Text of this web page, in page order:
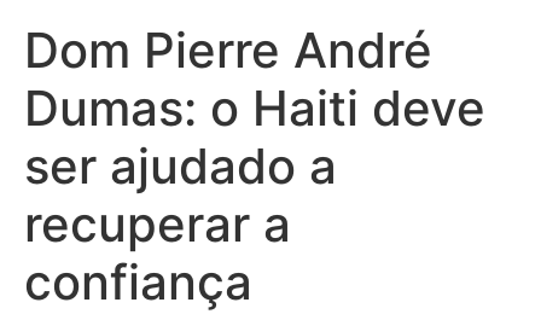
Dom Pierre André
Dumas: o Haiti deve
ser ajudado a
recuperar a
confiança